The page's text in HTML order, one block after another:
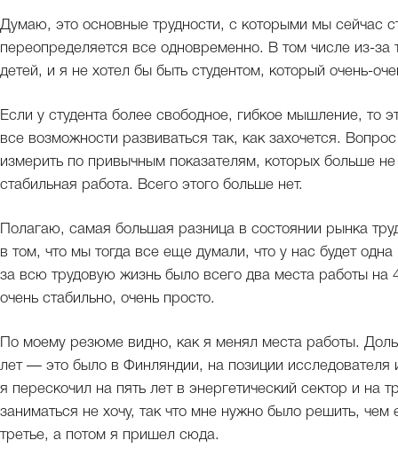
Думаю, это основные трудности, с которыми мы сейчас
переопределяется все одновременно. В том числе из-за
детей, и я не хотел бы быть студентом, который очень-
Если у студента более свободное, гибкое мышление, то
все возможности развиваться так, как захочется.
измерить по привычным показателям, которых больше
стабильная работа. Всего этого больше нет.
Полагаю, самая большая разница в состоянии рынка
в том, что мы тогда все еще думали, что у нас будет
за всю трудовую жизнь было всего два места работы
очень стабильно, очень просто.
По моему резюме видно, как я менял места работы.
лет — это было в Финляндии, на позиции исследователя
я перескочил на пять лет в энергетический сектор и на
заниматься не хочу, так что мне нужно было решить,
третье, а потом я пришел сюда.